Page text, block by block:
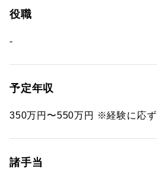
役職
-
予定年収
350万円〜550万円 ※経験に応ず
諸手当